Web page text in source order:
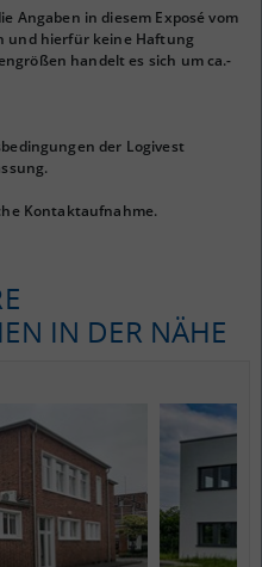
Angaben in diesem Exposé vom
und hierfür keine Haftung
handelt es sich um ca.-
der Logivest
Kontaktaufnahme.
IN DER NÄHE